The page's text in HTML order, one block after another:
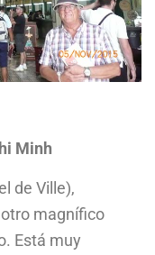
Minh
de Ville),
magnífico
Está muy